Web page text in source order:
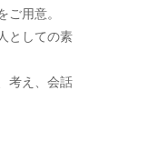
用意。
としての素
考え、会話